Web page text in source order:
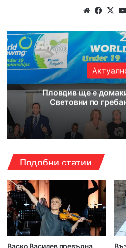
WebsiteX
Пловдив ще е
Световни по
Подобни статии
Васко Василев превърна